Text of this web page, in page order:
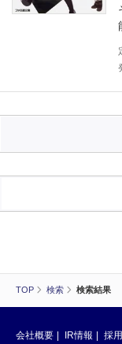
TOP 検索 検索結果
会社概要 IR情報 採